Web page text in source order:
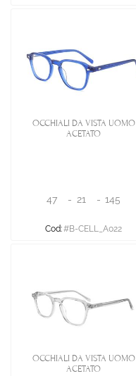
OCCHIALI DA VISTA UOMO
ACETATO
47 - 21 - 145
Cod:#B-CELL_A022
OCCHIALI DA VISTA UOMO
ACETATO